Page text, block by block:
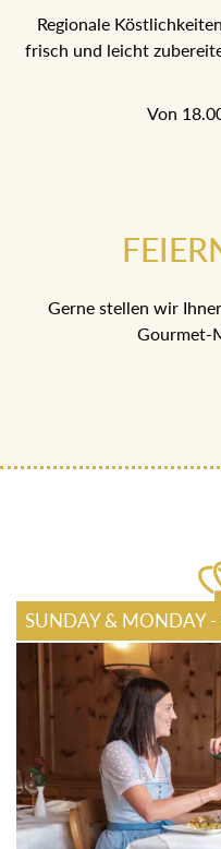
Regionale
frisch und leicht
Von
Gerne stellen wir
Gourmet-
SUNDAY & MONDAY -